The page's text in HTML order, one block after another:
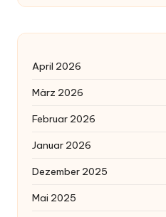
April 2026
März 2026
Februar 2026
Januar 2026
Dezember 2025
Mai 2025